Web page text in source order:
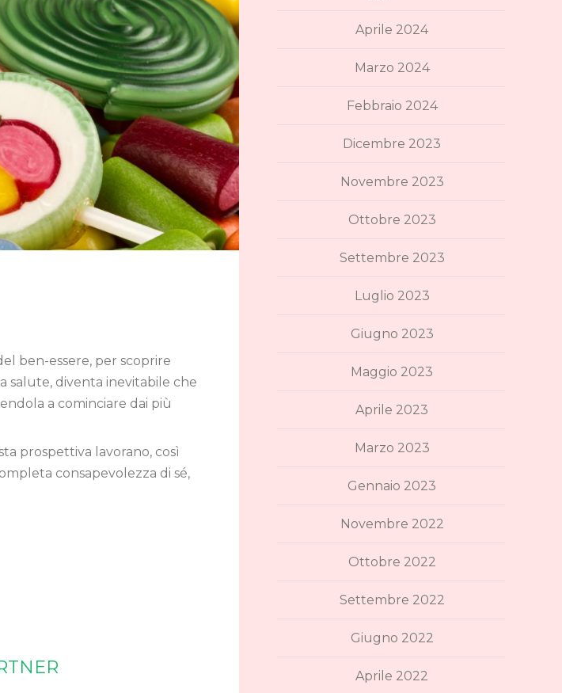
ben-essere, per scoprire
salute, diventa inevitabile che
a cominciare dai più
prospettiva lavorano, così
consapevolezza di sé,
Aprile 2024
Marzo 2024
Febbraio 2024
Dicembre 2023
Novembre 2023
Ottobre 2023
Settembre 2023
Luglio 2023
Giugno 2023
Maggio 2023
Aprile 2023
Marzo 2023
Gennaio 2023
Novembre 2022
Ottobre 2022
Settembre 2022
Giugno 2022
Aprile 2022